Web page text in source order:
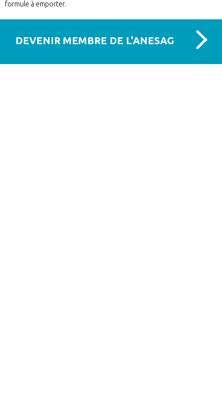
formule à emporter.
DEVENIR MEMBRE DE L'ANESAG